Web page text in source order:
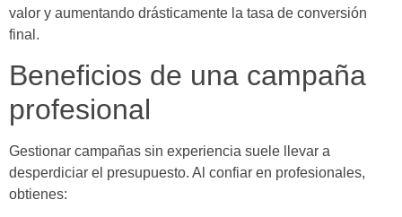
valor y aumentando drásticamente la tasa de conversión
final.
Beneficios de una campaña
profesional
Gestionar campañas sin experiencia suele llevar a
desperdiciar el presupuesto. Al confiar en profesionales,
obtienes: